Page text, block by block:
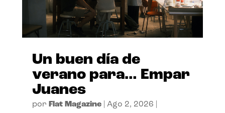
Un buen día de
verano para… Empar
Juanes
por Flat Magazine| Ago 2, 2026